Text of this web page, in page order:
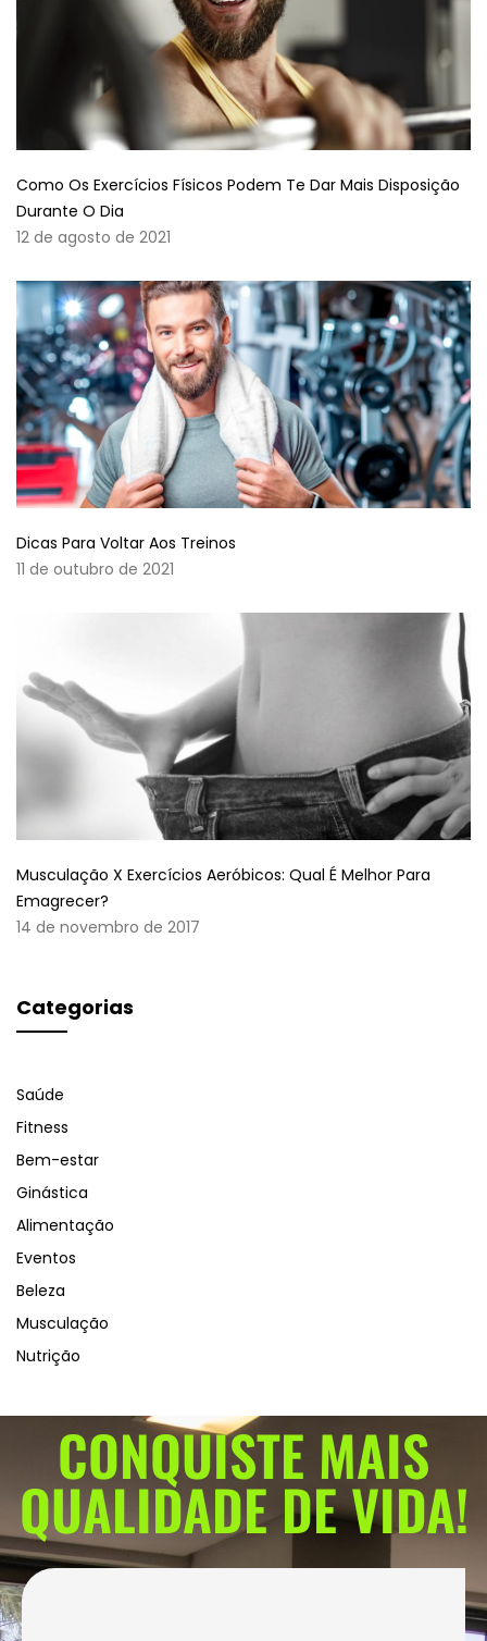
Como Os Exercícios Físicos Podem Te Dar Mais Disposição
Durante O Dia
12 de agosto de 2021
Dicas Para Voltar Aos Treinos
11 de outubro de 2021
Musculação X Exercícios Aeróbicos: Qual É Melhor Para
Emagrecer?
14 de novembro de 2017
Categorias
Saúde
Fitness
Bem-estar
Ginástica
Alimentação
Eventos
Beleza
Musculação
Nutrição
CONQUISTE MAIS
QUALIDADE DE VIDA!